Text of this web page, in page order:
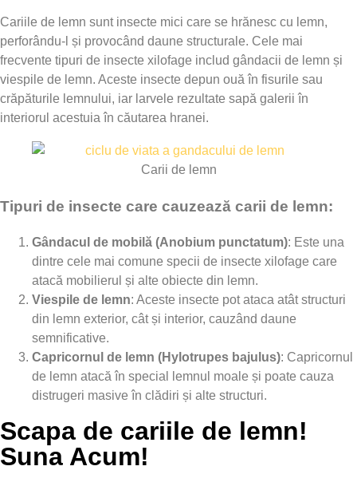
Cariile de lemn sunt insecte mici care se hrănesc cu lemn,
perforându-l și provocând daune structurale. Cele mai
frecvente tipuri de insecte xilofage includ gândacii de lemn și
viespile de lemn. Aceste insecte depun ouă în fisurile sau
crăpăturile lemnului, iar larvele rezultate sapă galerii în
interiorul acestuia în căutarea hranei.
Carii de lemn
Tipuri de insecte care cauzează carii de lemn:
Gândacul de mobilă (Anobium punctatum): Este una
dintre cele mai comune specii de insecte xilofage care
atacă mobilierul și alte obiecte din lemn.
Viespile de lemn: Aceste insecte pot ataca atât structuri
din lemn exterior, cât și interior, cauzând daune
semnificative.
Capricornul de lemn (Hylotrupes bajulus): Capricornul
de lemn atacă în special lemnul moale și poate cauza
distrugeri masive în clădiri și alte structuri.
Scapa de cariile de lemn!
Suna Acum!